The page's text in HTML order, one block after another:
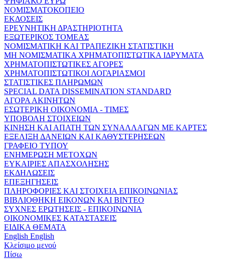
ΝΟΜΙΣΜΑΤΟΚΟΠΕΙΟ
ΕΚΔΟΣΕΙΣ
ΕΡΕΥΝΗΤΙΚΗ ΔΡΑΣΤΗΡΙΟΤΗΤΑ
ΕΞΩΤΕΡΙΚΟΣ ΤΟΜΕΑΣ
ΝΟΜΙΣΜΑΤΙΚΗ ΚΑΙ ΤΡΑΠΕΖΙΚΗ ΣΤΑΤΙΣΤΙΚΗ
ΜΗ ΝΟΜΙΣΜΑΤΙΚΑ ΧΡΗΜΑΤΟΠΙΣΤΩΤΙΚΑ ΙΔΡΥΜΑΤΑ
ΧΡΗΜΑΤΟΠΙΣΤΩΤΙΚΕΣ ΑΓΟΡΕΣ
ΧΡΗΜΑΤΟΠΙΣΤΩΤΙΚΟΙ ΛΟΓΑΡΙΑΣΜΟΙ
ΣΤΑΤΙΣΤΙΚΕΣ ΠΛΗΡΩΜΩΝ
SPECIAL DATA DISSEMINATION STANDARD
ΑΓΟΡΑ ΑΚΙΝΗΤΩΝ
ΕΣΩΤΕΡΙΚΗ ΟΙΚΟΝΟΜΙΑ - ΤΙΜΕΣ
ΥΠΟΒΟΛΗ ΣΤΟΙΧΕΙΩΝ
ΚΙΝΗΣΗ ΚΑΙ ΑΠΑΤΗ ΤΩΝ ΣΥΝΑΛΛΑΓΩΝ ΜΕ ΚΑΡΤΕΣ
ΕΞΕΛΙΞΗ ΔΑΝΕΙΩΝ ΚΑΙ ΚΑΘΥΣΤΕΡΗΣΕΩΝ
ΓΡΑΦΕΙΟ ΤΥΠΟΥ
ΕΝΗΜΕΡΩΣΗ ΜΕΤΟΧΩΝ
ΕΥΚΑΙΡΙΕΣ ΑΠΑΣΧΟΛΗΣΗΣ
ΕΚΔΗΛΩΣΕΙΣ
ΕΠΕΞΗΓΗΣΕΙΣ
ΠΛΗΡΟΦΟΡΙΕΣ ΚΑΙ ΣΤΟΙΧΕΙΑ ΕΠΙΚΟΙΝΩΝΙΑΣ
ΒΙΒΛΙΟΘΗΚΗ ΕΙΚΟΝΩΝ ΚΑΙ ΒΙΝΤΕΟ
ΣΥΧΝΕΣ ΕΡΩΤΗΣΕΙΣ - ΕΠΙΚΟΙΝΩΝΙΑ
ΟΙΚΟΝΟΜΙΚΕΣ ΚΑΤΑΣΤΑΣΕΙΣ
ΕΙΔΙΚΑ ΘΕΜΑΤΑ
English English
Κλείσιμο μενού
Πίσω